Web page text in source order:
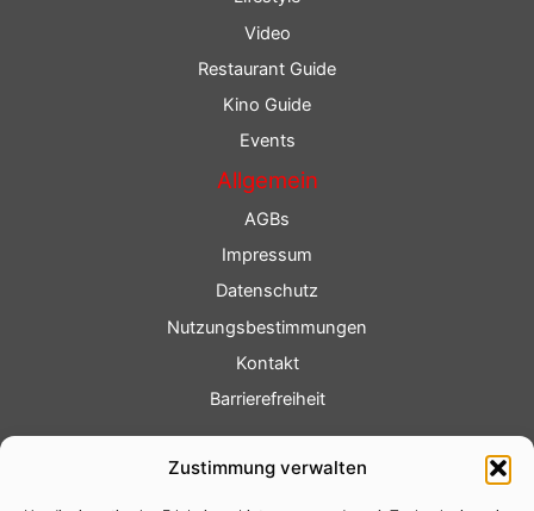
Zustimmung verwalten
Video
Restaurant Guide
Kino Guide
Events
Allgemein
AGBs
Impressum
Datenschutz
Nutzungsbestimmungen
Kontakt
Barrierefreiheit
Fotoservice